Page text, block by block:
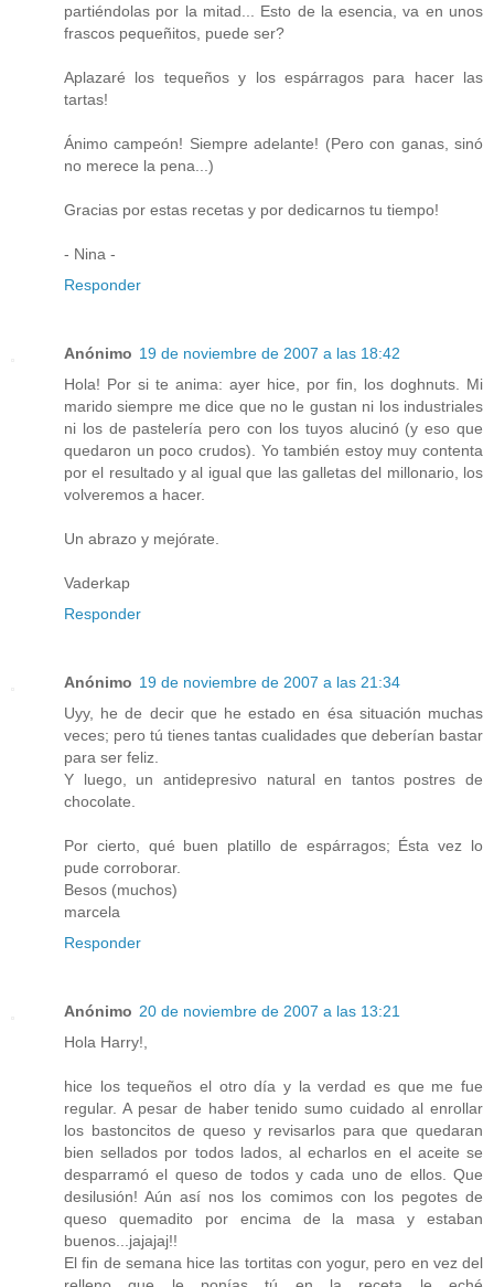
partiéndolas por la mitad... Esto de la esencia, va en unos
frascos pequeñitos, puede ser?
Aplazaré los tequeños y los espárragos para hacer las
tartas!
Ánimo campeón! Siempre adelante! (Pero con ganas, sinó
no merece la pena...)
Gracias por estas recetas y por dedicarnos tu tiempo!
- Nina -
Responder
Anónimo 19 de noviembre de 2007 a las 18:42
Hola! Por si te anima: ayer hice, por fin, los doghnuts. Mi
marido siempre me dice que no le gustan ni los industriales
ni los de pastelería pero con los tuyos alucinó (y eso que
quedaron un poco crudos). Yo también estoy muy contenta
por el resultado y al igual que las galletas del millonario, los
volveremos a hacer.
Un abrazo y mejórate.
Vaderkap
Responder
Anónimo 19 de noviembre de 2007 a las 21:34
Uyy, he de decir que he estado en ésa situación muchas
veces; pero tú tienes tantas cualidades que deberían bastar
para ser feliz.
Y luego, un antidepresivo natural en tantos postres de
chocolate.
Por cierto, qué buen platillo de espárragos; Ésta vez lo
pude corroborar.
Besos (muchos)
marcela
Responder
Anónimo 20 de noviembre de 2007 a las 13:21
Hola Harry!,
hice los tequeños el otro día y la verdad es que me fue
regular. A pesar de haber tenido sumo cuidado al enrollar
los bastoncitos de queso y revisarlos para que quedaran
bien sellados por todos lados, al echarlos en el aceite se
desparramó el queso de todos y cada uno de ellos. Que
desilusión! Aún así nos los comimos con los pegotes de
queso quemadito por encima de la masa y estaban
buenos...jajajaj!!
El fin de semana hice las tortitas con yogur, pero en vez del